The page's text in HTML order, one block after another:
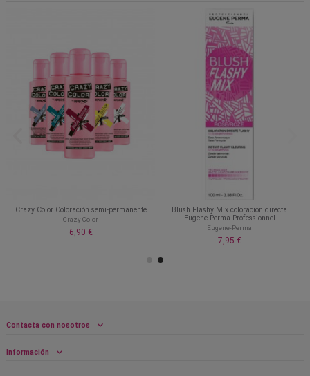
Crazy Color Coloración semi-permanente
Crazy Color
6,90 €
Blush Flashy Mix coloración directa
Eugene Perma Professionnel
Eugene-Perma
7,95 €
Contacta con nosotros
Información